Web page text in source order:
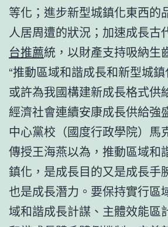
等化；進步新型城鎮化東西的
人居周遭的狀況；加速成長古
台推薦統，以財產支持吸納生
“推動區域和諧成長和新型城鎮
或許為我國構建新成長格式供
經濟社會連續安康成長供給強
中心黨校（國度行政學院）馬
傳授王海燕以為，推動區域和
鎮化，是成長目的又是成長手
也是成長潛力。要保持實行區
域和諧成長計謀、主體效能區